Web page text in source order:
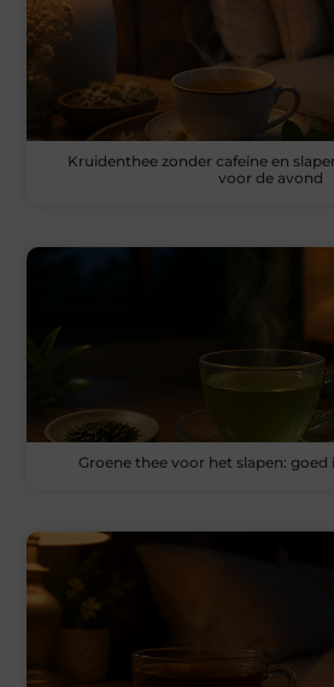
Kruidenthee zonder cafeïne en
voor de avond
Groene thee voor het slapen: goed